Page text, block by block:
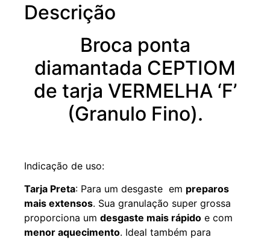
Descrição
Broca ponta
diamantada CEPTIOM
de tarja VERMELHA ‘F’
(Granulo Fino).
Indicação de uso:
Tarja Preta: Para um desgaste em preparos
mais extensos. Sua granulação super grossa
proporciona um desgaste mais rápido e com
menor aquecimento. Ideal também para